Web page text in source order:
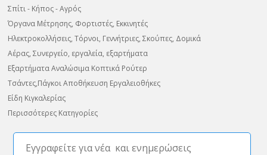
Σπίτι - Κήπος - Αγρός
Όργανα Μέτρησης, Φορτιστές, Εκκινητές
Ηλεκτροκολλήσεις, Τόρνοι, Γεννήτριες, Σκούπες, Δομικά
Αέρας, Συνεργείο, εργαλεία, εξαρτήματα
Εξαρτήματα Αναλώσιμα Κοπτικά Ρούτερ
Τσάντες,Πάγκοι Αποθήκευση Εργαλειοθήκες
Είδη Κιγκαλερίας
Περισσότερες Κατηγορίες